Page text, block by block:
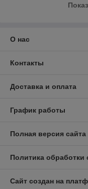
О нас
Контакты
Доставка и оплата
График работы
Полная версия сайта
Политика обработки
Сайт создан на